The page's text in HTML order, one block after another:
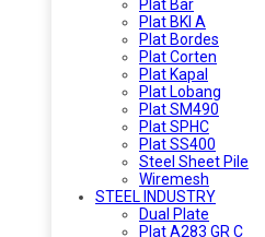
Plat Bar
Plat BKI A
Plat Bordes
Plat Corten
Plat Kapal
Plat Lobang
Plat SM490
Plat SPHC
Plat SS400
Steel Sheet Pile
Wiremesh
STEEL INDUSTRY
Dual Plate
Plat A283 GR C